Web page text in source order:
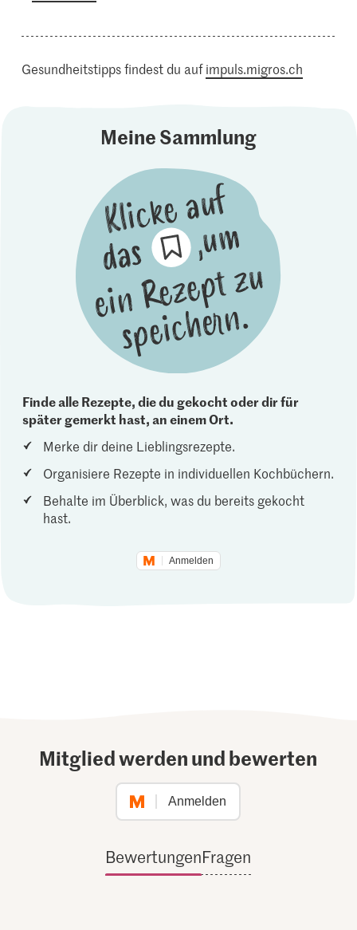
Gesundheitstipps findest du aufimpuls.migros.ch
Meine Sammlung
Finde alle Rezepte, die du gekocht oder dir für
später gemerkt hast, an einem Ort.
Merke dir deine Lieblingsrezepte.
Organisiere Rezepte in individuellen Kochbüchern.
Behalte im Überblick, was du bereits gekocht
hast.
Anmelden
Mitglied werden und bewerten
Anmelden
BewertungenFragen